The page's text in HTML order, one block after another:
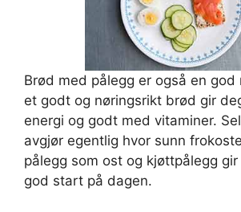
Brød med pålegg er også en god
et godt og nøringsrikt brød gir
energi og godt med vitaminer.
avgjør egentlig hvor sunn
pålegg som ost og kjøttpålegg
god start på dagen.